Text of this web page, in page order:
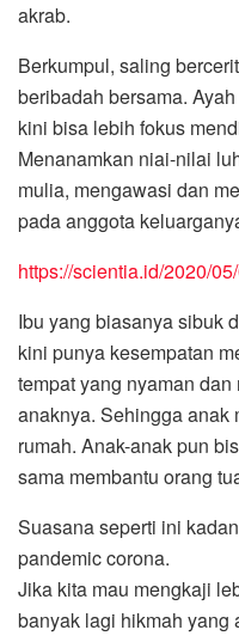
akrab.
Berkumpul, saling
beribadah bersama.
kini bisa lebih fokus
Menanamkan niai-nilai
mulia, mengawasi dan
pada anggota
https://scientia.id/2020/
Ibu yang biasanya sibuk
kini punya kesempatan
tempat yang nyaman
anaknya. Sehingga anak
rumah. Anak-anak pun
sama membantu orang
Suasana seperti ini
pandemic corona.
Jika kita mau mengkaji
banyak lagi hikmah yang